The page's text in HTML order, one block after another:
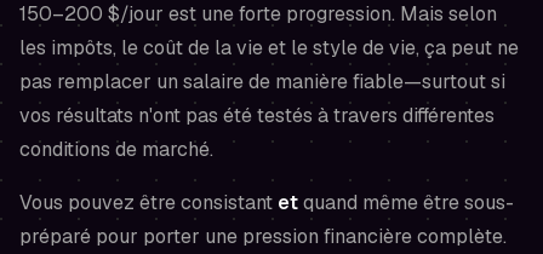
150–200 $/jour est une forte progression. Mais selon
les impôts, le coût de la vie et le style de vie, ça peut ne
pas remplacer un salaire de manière fiable—surtout si
vos résultats n'ont pas été testés à travers différentes
conditions de marché.
Vous pouvez être consistant etquand même être sous-
préparé pour porter une pression financière complète.